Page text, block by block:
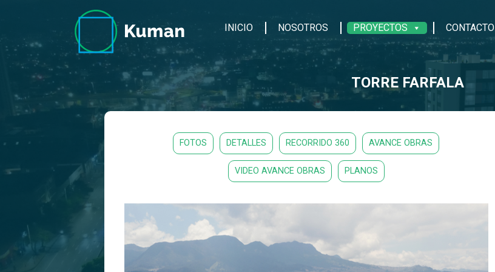
INICIO NOSOTROS PROYECTOS CONTACTO
TORRE FARFALA
FOTOS DETALLES RECORRIDO 360 AVANCE OBRAS
VIDEO AVANCE OBRAS PLANOS